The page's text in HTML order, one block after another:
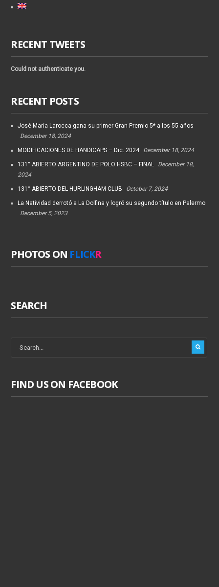
RECENT TWEETS
Could not authenticate you.
RECENT POSTS
José María Larocca gana su primer Gran Premio 5* a los 55 años
December 18, 2024
MODIFICACIONES DE HANDICAPS – Dic. 2024 December 18, 2024
131° ABIERTO ARGENTINO DE POLO HSBC – FINAL
December 18,
2024
131° ABIERTO DEL HURLINGHAM CLUB October 7, 2024
La Natividad derrotó a La Dolfina y logró su segundo título en Palermo
December 5, 2023
PHOTOS ON FLICKR
SEARCH
FIND US ON FACEBOOK